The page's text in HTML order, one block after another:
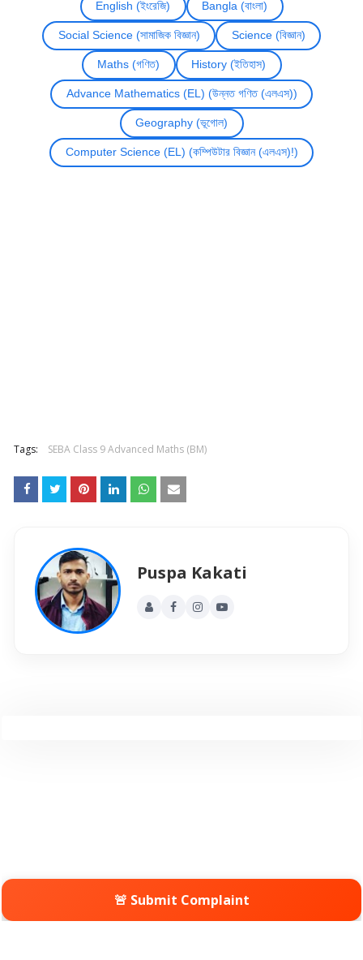
English (ইংরেজি) Bangla (বাংলা)
Social Science (সামাজিক বিজ্ঞান) Science (বিজ্ঞান)
Maths (গণিত) History (ইতিহাস)
Advance Mathematics (EL) (উন্নত গণিত (এলএস))
Geography (ভূগোল)
Computer Science (EL) (কম্পিউটার বিজ্ঞান (এলএস)!)
Tags: SEBA Class 9 Advanced Maths (BM)
Puspa Kakati
🚨 Submit Complaint